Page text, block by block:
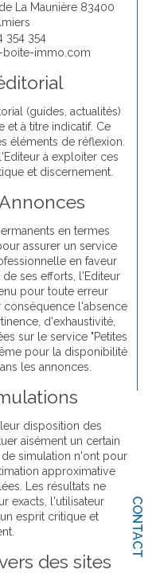
CONTACT
La Maunière 83400
354 354
boite-immo.com
(guides, actualités)
et à titre indicatif. Ce
éléments de réflexion.
à exploiter ces
et discernement.
en termes
assurer un service
en faveur
ses efforts, l'Editeur
pour toute erreur
conséquence l'absence
d'exhaustivité,
sur le service "Petites
pour la disponibilité
les annonces.
disposition des
aisément un certain
simulation n'ont pour
approximative
Les résultats ne
exacts, l'utilisateur
esprit critique et
des sites